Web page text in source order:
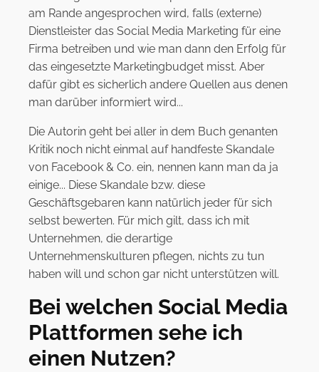
am Rande angesprochen wird, falls (externe)
Dienstleister das Social Media Marketing für eine
Firma betreiben und wie man dann den Erfolg für
das eingesetzte Marketingbudget misst. Aber
dafür gibt es sicherlich andere Quellen aus denen
man darüber informiert wird...
Die Autorin geht bei aller in dem Buch genanten
Kritik noch nicht einmal auf handfeste Skandale
von Facebook & Co. ein, nennen kann man da ja
einige... Diese Skandale bzw. diese
Geschäftsgebaren kann natürlich jeder für sich
selbst bewerten. Für mich gilt, dass ich mit
Unternehmen, die derartige
Unternehmenskulturen pflegen, nichts zu tun
haben will und schon gar nicht unterstützen will.
Bei welchen Social Media
Plattformen sehe ich
einen Nutzen?